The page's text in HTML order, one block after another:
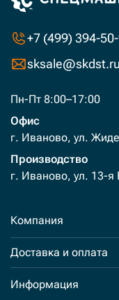
+7 (499) 394-
sksale@skdst.ru
Пн-Пт 8:00–17:00
Офис
г. Иваново, ул.
Производство
г. Иваново, ул. 13-я
Компания
Доставка и оплата
Информация